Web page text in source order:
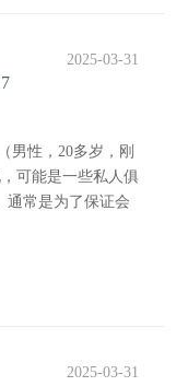
2025-03-31
男性，20多岁，刚
可能是一些私人俱
通常是为了保证会
2025-03-31